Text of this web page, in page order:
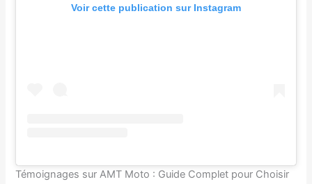
Voir cette publication sur Instagram
Témoignages sur AMT Moto : Guide Complet pour Choisir